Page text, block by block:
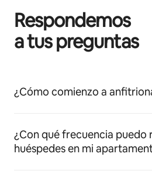
Respondemos
a tus preguntas
¿Cómo comienzo a
¿Con qué frecuencia puedo
huéspedes en mi